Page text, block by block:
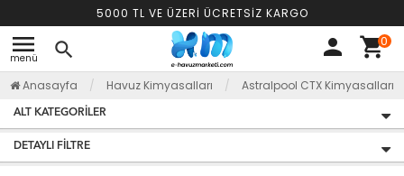
5000 TL VE ÜZERİ ÜCRETSİZ KARGO
menu
menü search person shopping_cart0
Anasayfa Havuz Kimyasalları Astralpool CTX Kimyasalları
ALT KATEGORILER
DETAYLI FILTRE